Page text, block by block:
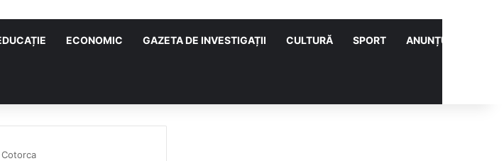
ECONOMIC GAZETA DE INVESTIGAȚII CULTURĂ SPORT ANUNȚURI